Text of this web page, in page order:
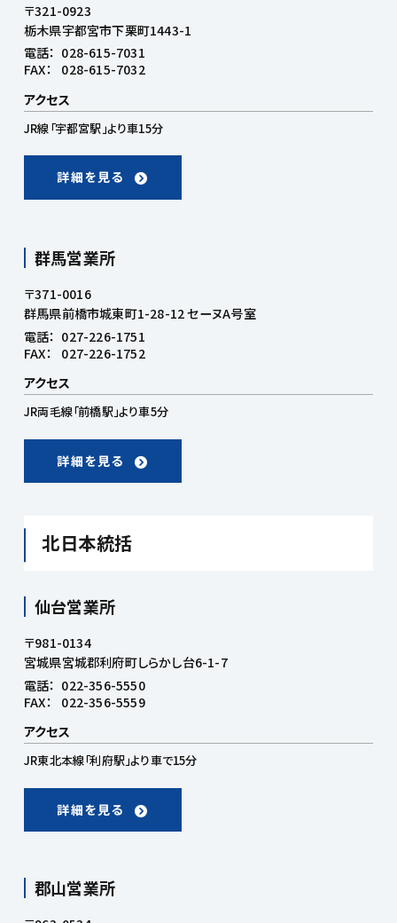
〒321-0923
栃木県宇都宮市下栗町1443-1
電話： 028-615-7031
FAX：
028-615-7032
アクセス
JR線「宇都宮駅」より車15分
詳細を見る
群馬営業所
〒371-0016
群馬県前橋市城東町1-28-12 セーヌA号室
電話： 027-226-1751
FAX：
027-226-1752
アクセス
JR両毛線「前橋駅」より車5分
詳細を見る
北日本統括
仙台営業所
〒981-0134
宮城県宮城郡利府町しらかし台6-1-7
電話： 022-356-5550
FAX：
022-356-5559
アクセス
JR東北本線「利府駅」より車で15分
詳細を見る
郡山営業所